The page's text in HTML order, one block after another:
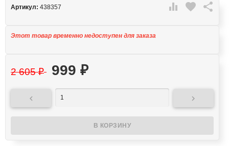
 favorite 
Артикул: 438357
Этот товар временно недоступен для заказа
2 605₽ 999 ₽
 